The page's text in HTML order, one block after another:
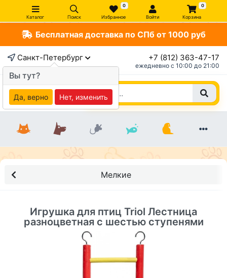
Каталог Поиск
0
Избранное Войти
0
Корзина
Бесплатная доставка по СПб от 1000 руб
Санкт-Петербург +7 (812) 363-47-17
ежедневно c 10:00 до 21:00
Мелкие
Игрушка для птиц Triol Лестница
разноцветная с шестью ступенями
Вы тут?
Да, верно Нет, изменить